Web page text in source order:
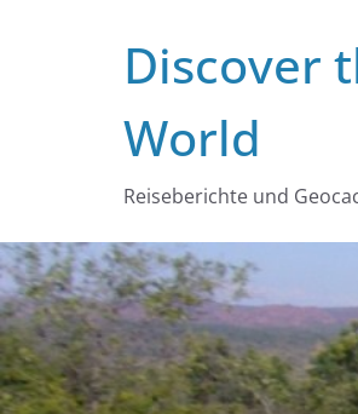
Discover
World
Reiseberichte und